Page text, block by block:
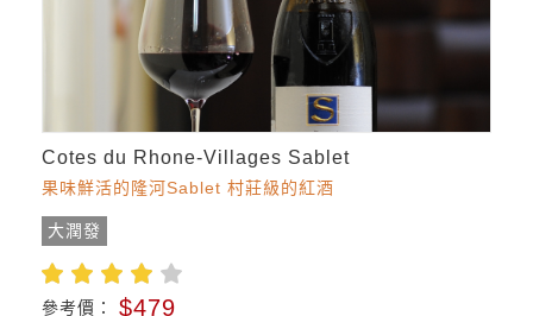
Cotes du Rhone-Villages Sablet
果味鮮活的隆河Sablet 村莊級的紅酒
大潤發
參考價： $479